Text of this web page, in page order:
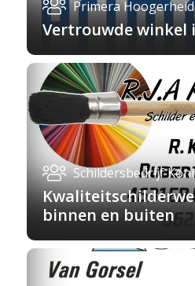
Primera
Vertrouwde winkel
Schildersbedrijf
binnen en buiten